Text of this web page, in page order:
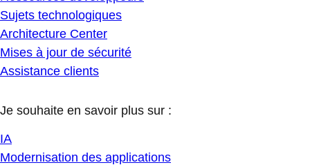
Sujets technologiques
Architecture Center
Mises à jour de sécurité
Assistance clients
Je souhaite en savoir plus sur :
IA
Modernisation des applications